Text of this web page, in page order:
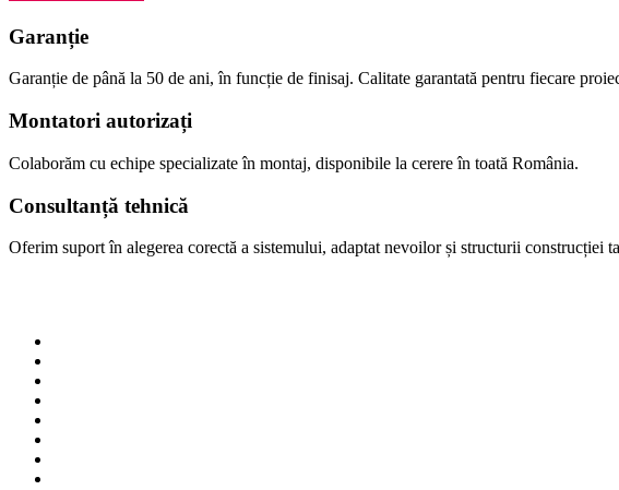
Garanție
Garanție de până la 50 de ani, în funcție de finisaj. Calitate garantată pentru fiecare
Montatori autorizați
Colaborăm cu echipe specializate în montaj, disponibile la cerere în toată România.
Consultanță tehnică
Oferim suport în alegerea corectă a sistemului, adaptat nevoilor și structurii construcției